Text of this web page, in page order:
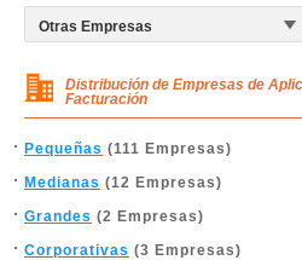
Distribución de Empresas de
Facturación
Pequeñas (111 Empresas)
Medianas (12 Empresas)
Grandes (2 Empresas)
Corporativas (3 Empresas)